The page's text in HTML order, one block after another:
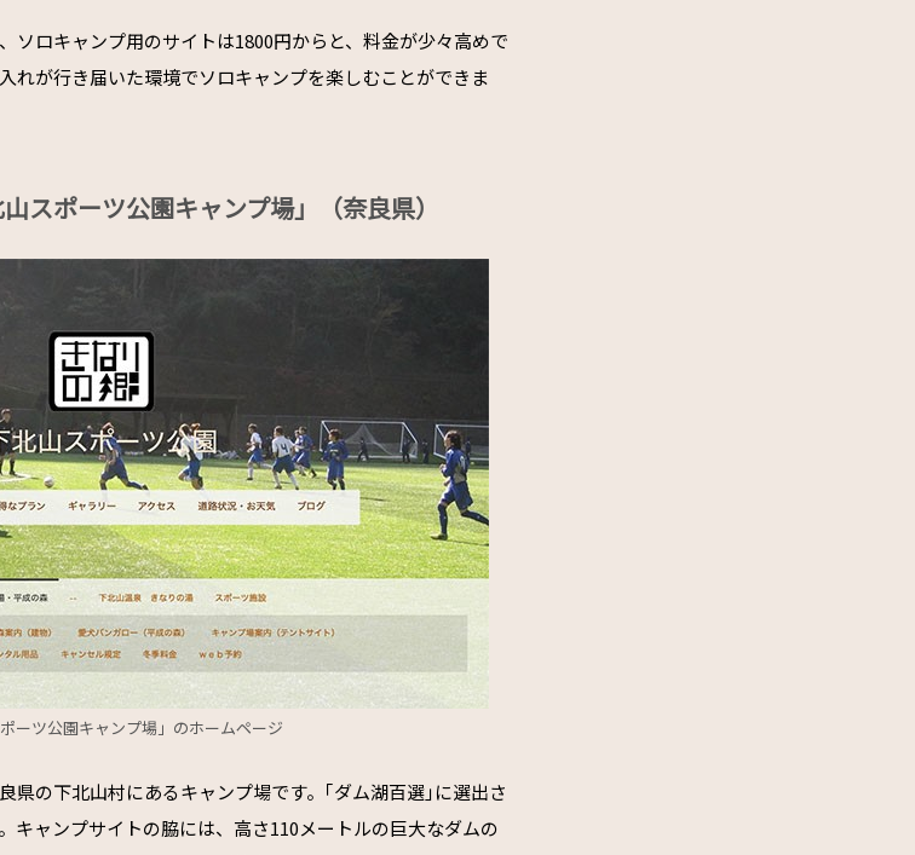
ソロキャンプ用のサイトは1800円からと、料金が少々高めで
れが行き届いた環境でソロキャンプを楽しむことができま
スポーツ公園キャンプ場」（奈良県）
ポーツ公園キャンプ場」のホームページ
県の下北山村にあるキャンプ場です。｢ダム湖百選｣に選出さ
キャンプサイトの脇には、高さ110メートルの巨大なダムの